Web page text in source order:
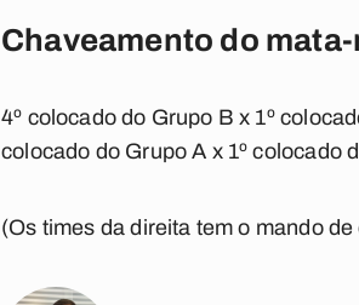
Chaveamento do
4º colocado do Grupo B x 1º
colocado do Grupo A x 1º colocado
(Os times da direita tem o mando